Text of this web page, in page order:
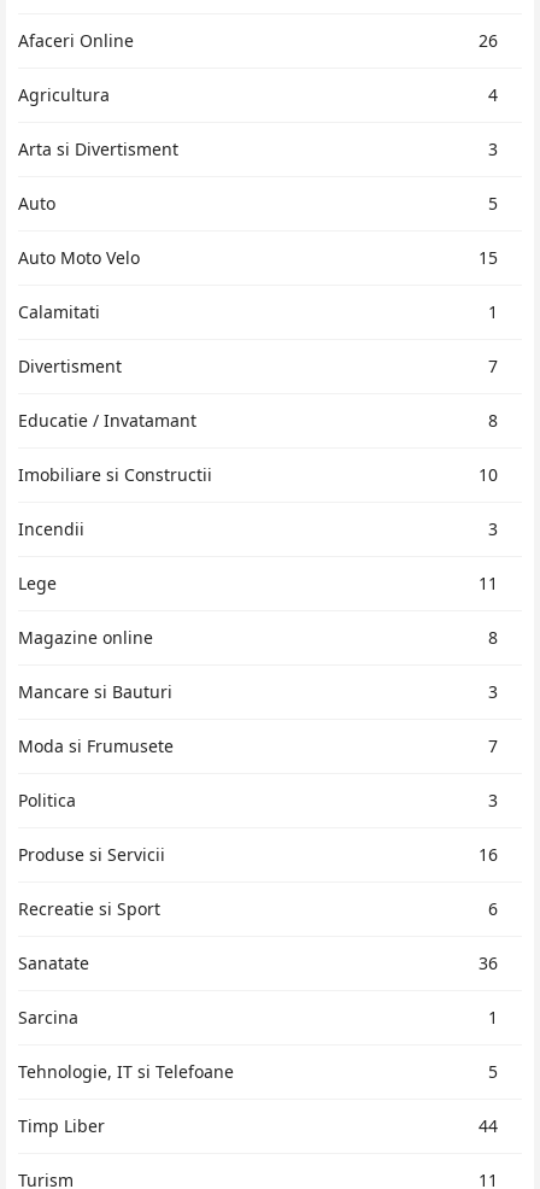
Afaceri Online 26
Agricultura 4
Arta si Divertisment 3
Auto 5
Auto Moto Velo 15
Calamitati 1
Divertisment 7
Educatie / Invatamant 8
Imobiliare si Constructii 10
Incendii 3
Lege 11
Magazine online 8
Mancare si Bauturi 3
Moda si Frumusete 7
Politica 3
Produse si Servicii 16
Recreatie si Sport 6
Sanatate 36
Sarcina 1
Tehnologie, IT si Telefoane 5
Timp Liber 44
Turism 11